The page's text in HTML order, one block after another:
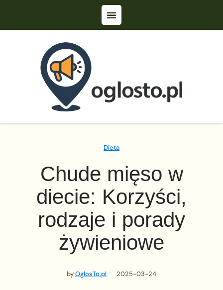
Dieta
Chude mięso w
diecie: Korzyści,
rodzaje i porady
żywieniowe
byOglosTo.pl 2025-03-24